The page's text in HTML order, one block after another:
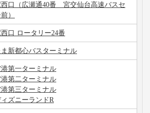
西口（広瀬通40番 宮交仙台高速バスセ
）
口 ロータリー24番
新都心バスターミナル
第一ターミナル
第二ターミナル
第三ターミナル
ズニーランドR